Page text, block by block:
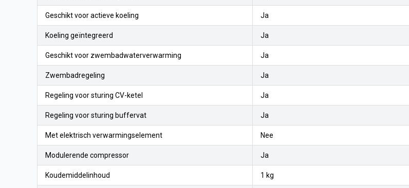
Geschikt voor actieve koeling Ja
Koeling geïntegreerd Ja
Geschikt voor zwembadwaterverwarming Ja
Zwembadregeling Ja
Regeling voor sturing CV-ketel Ja
Regeling voor sturing buffervat Ja
Met elektrisch verwarmingselement Nee
Modulerende compressor Ja
Koudemiddelinhoud 1 kg